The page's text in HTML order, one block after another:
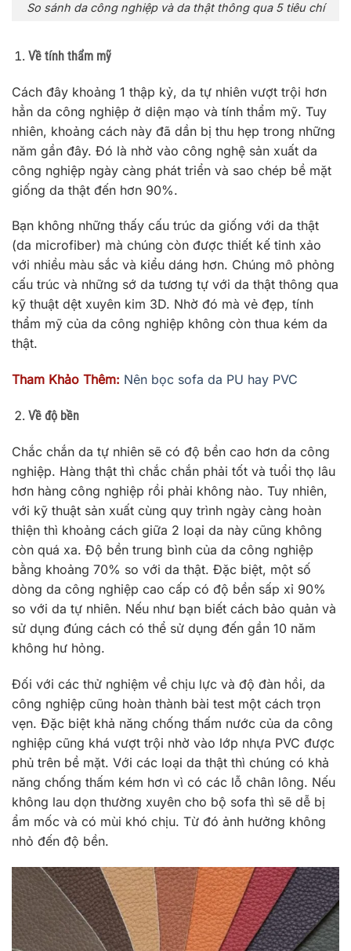
So sánh da công nghiệp và da thật thông qua 5 tiêu chí
Về tính thẩm mỹ
Cách đây khoảng 1 thập kỷ, da tự nhiên vượt trội hơn
hẳn da công nghiệp ở diện mạo và tính thẩm mỹ. Tuy
nhiên, khoảng cách này đã dần bị thu hẹp trong những
năm gần đây. Đó là nhờ vào công nghệ sản xuất da
công nghiệp ngày càng phát triển và sao chép bề mặt
giống da thật đến hơn 90%.
Bạn không những thấy cấu trúc da giống với da thật
(da microfiber) mà chúng còn được thiết kế tinh xảo
với nhiều màu sắc và kiểu dáng hơn. Chúng mô phỏng
cấu trúc và những sớ da tương tự với da thật thông qua
kỹ thuật dệt xuyên kim 3D. Nhờ đó mà vẻ đẹp, tính
thẩm mỹ của da công nghiệp không còn thua kém da
thật.
Tham Khảo Thêm: Nên bọc sofa da PU hay PVC
Về độ bền
Chắc chắn da tự nhiên sẽ có độ bền cao hơn da công
nghiệp. Hàng thật thì chắc chắn phải tốt và tuổi thọ lâu
hơn hàng công nghiệp rồi phải không nào. Tuy nhiên,
với kỹ thuật sản xuất cùng quy trình ngày càng hoàn
thiện thì khoảng cách giữa 2 loại da này cũng không
còn quá xa. Độ bền trung bình của da công nghiệp
bằng khoảng 70% so với da thật. Đặc biệt, một số
dòng da công nghiệp cao cấp có độ bền sấp xỉ 90%
so với da tự nhiên. Nếu như bạn biết cách bảo quản và
sử dụng đúng cách có thể sử dụng đến gần 10 năm
không hư hỏng.
Đối với các thử nghiệm về chịu lực và độ đàn hồi, da
công nghiệp cũng hoàn thành bài test một cách trọn
vẹn. Đặc biệt khả năng chống thấm nước của da công
nghiệp cũng khá vượt trội nhờ vào lớp nhựa PVC được
phủ trên bề mặt. Với các loại da thật thì chúng có khả
năng chống thấm kém hơn vì có các lỗ chân lông. Nếu
không lau dọn thường xuyên cho bộ sofa thì sẽ dễ bị
ẩm mốc và có mùi khó chịu. Từ đó ảnh hưởng không
nhỏ đến độ bền.